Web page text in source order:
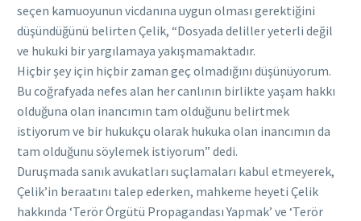
seçen kamuoyunun vicdanına uygun olması gerektiğini
düşündüğünü belirten Çelik, “Dosyada deliller yeterli değil
ve hukuki bir yargılamaya yakışmamaktadır.
Hiçbir şey için hiçbir zaman geç olmadığını düşünüyorum.
Bu coğrafyada nefes alan her canlının birlikte yaşam hakkı
olduğuna olan inancımın tam olduğunu belirtmek
istiyorum ve bir hukukçu olarak hukuka olan inancımın da
tam olduğunu söylemek istiyorum” dedi.
Duruşmada sanık avukatları suçlamaları kabul etmeyerek,
Çelik’in beraatını talep ederken, mahkeme heyeti Çelik
hakkında ‘Terör Örgütü Propagandası Yapmak’ ve ‘Terör